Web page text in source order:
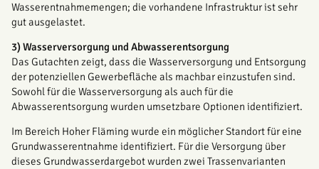
Wasserentnahmemengen; die vorhandene Infrastruktur ist sehr
gut ausgelastet.
3) Wasserversorgung und Abwasserentsorgung
Das Gutachten zeigt, dass die Wasserversorgung und Entsorgung
der potenziellen Gewerbefläche als machbar einzustufen sind.
Sowohl für die Wasserversorgung als auch für die
Abwasserentsorgung wurden umsetzbare Optionen identifiziert.
Im Bereich Hoher Fläming wurde ein möglicher Standort für eine
Grundwasserentnahme identifiziert. Für die Versorgung über
dieses Grundwasserdargebot wurden zwei Trassenvarianten